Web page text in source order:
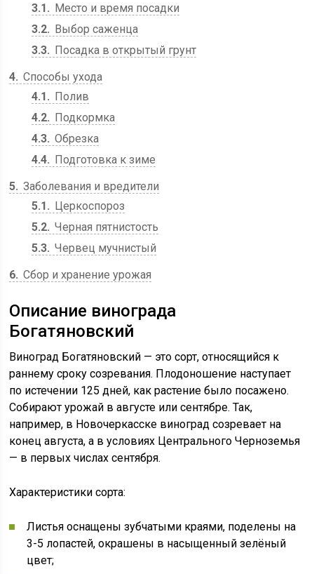
3.1
Место и время посадки
3.2
Выбор саженца
3.3
Посадка в открытый грунт
4 Способы ухода
4.1
Полив
4.2
Подкормка
4.3 Обрезка
4.4
Подготовка к зиме
5 Заболевания и вредители
5.1
Церкоспороз
5.2 Черная пятнистость
5.3 Червец мучнистый
6 Сбор и хранение урожая
Описание винограда
Богатяновский
Виноград Богатяновский — это сорт, относящийся к
раннему сроку созревания. Плодоношение наступает
по истечении 125 дней, как растение было посажено.
Собирают урожай в августе или сентябре. Так,
например, в Новочеркасске виноград созревает на
конец августа, а в условиях Центрального Черноземья
— в первых числах сентября.
Характеристики сорта:
Листья оснащены зубчатыми краями, поделены на
3-5 лопастей, окрашены в насыщенный зелёный
цвет;